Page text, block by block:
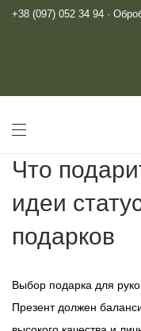
+38 (097) 052 34 94 ·
Что
идеи
подарков
Выбор подарка для
Презент должен